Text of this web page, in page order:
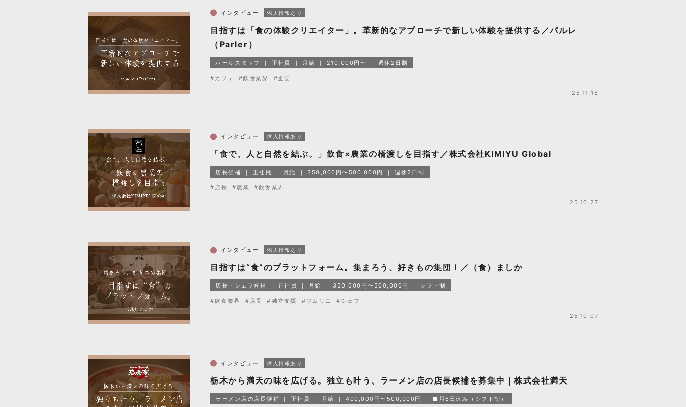
インタビュー 求人情報あり
目指すは「食の体験クリエイター」。革新的なアプローチで新しい体験を提供する／パルレ
（Parler）
ホールスタッフ 正社員 月給 210,000円〜 週休2日制
#カフェ #飲食業界 #企画
25.11.18
インタビュー 求人情報あり
「食で、人と自然を結ぶ。」飲食×農業の橋渡しを目指す／株式会社KIMIYU Global
店長候補 正社員 月給 350,000円〜500,000円 週休2日制
#店長 #農業 #飲食業界
25.10.27
インタビュー 求人情報あり
目指すは“食”のプラットフォーム。集まろう、好きもの集団！／（食）ましか
店長・シェフ候補 正社員 月給 350,000円〜500,000円 シフト制
#飲食業界 #店長 #独立支援 #ソムリエ #シェフ
25.10.07
インタビュー 求人情報あり
栃木から満天の味を広げる。独立も叶う、ラーメン店の店長候補を募集中｜株式会社満天
ラーメン店の店長候補 正社員 月給 400,000円〜500,000円 ■月6日休み（シフト制）